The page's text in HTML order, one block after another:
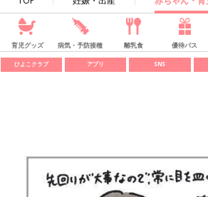
育児グッズ 病気・予防接種 離乳食 優待パス
ひよこクラブ アプリ SNS